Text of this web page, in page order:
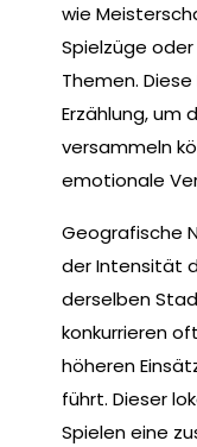
wie
Spielzüge
Themen.
Erzählung, um
versammeln
emotionale
Geografische
der Intensität
derselben
konkurrieren
höheren
führt. Dieser
Spielen eine